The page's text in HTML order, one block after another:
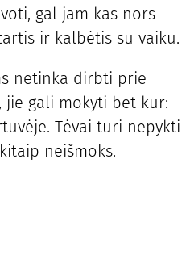
gal jam kas nors
ir kalbėtis su vaiku.
netinka dirbti prie
gali mokyti bet kur:
Tėvai turi nepykti
neišmoks.